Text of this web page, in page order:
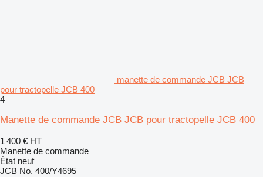
manette de commande JCB JCB
pour tractopelle JCB 400
4
Manette de commande JCB JCB pour tractopelle JCB 400
1 400 € HT
Manette de commande
État neuf
JCB No. 400/Y4695